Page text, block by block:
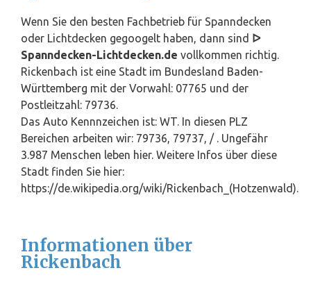
Wenn Sie den besten Fachbetrieb für Spanndecken
oder Lichtdecken gegoogelt haben, dann sind ᐅ
Spanndecken-Lichtdecken.de vollkommen richtig.
Rickenbach ist eine Stadt im Bundesland Baden-
Württemberg mit der Vorwahl: 07765 und der
Postleitzahl: 79736.
Das Auto Kennnzeichen ist: WT. In diesen PLZ
Bereichen arbeiten wir: 79736, 79737, / . Ungefähr
3.987 Menschen leben hier. Weitere Infos über diese
Stadt finden Sie hier:
https://de.wikipedia.org/wiki/Rickenbach_(Hotzenwald).
Informationen über
Rickenbach